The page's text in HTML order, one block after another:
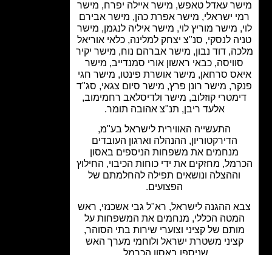
עאדל טאפש, מישר איילה יפרח, מישר
ישראלי, מישר אפרת כהן, מישר אבירם
מישר מוריץ לוי, מישר איליה לנגמן, מישר
לנסקי, סנ"צ יצחק למלינה, כלאי אוריאל
דוד נבון, מישר אברהם נוח, מישר יקיר
כבאי ראשון אורי סמנדייב, מישר
סרחאן, מישר אושרת פינטו, מישר חגי
מישר רונן פרץ, מישר סיום צגאי, סג"ד
קוזלוב, מישר ולדיסלאב רחמימוב,
אלעד ריבן, תנ"צ אהובה תומר.
התעשייה האווירית לישראל בע"מ,
הדירקטוריון, ההנהלה וארגון העובדים
מנחמים את משפחות הניספים באסון
מחזקים את ידי כוחות הכיבוי, החילוץ
וההצלה ונושאים תפילה להחלמתם של
הפצועים.
ההגנה לישראל, רא"ל גבי אשכנזי, ראש
הכללי, מנחמים את המשפחות על
של קציני וצוערי שירות בתי הסוהר,
משטרת ישראל ולוחמי מערך האש